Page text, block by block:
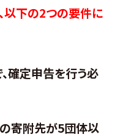
以下の2つの要件に
確定申告を行う必
寄附先が5団体以